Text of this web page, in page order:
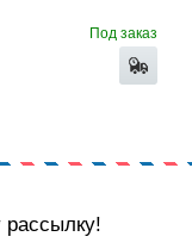
Под заказ